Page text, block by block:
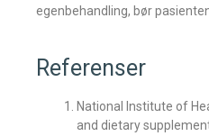
egenbehandling, bør
Referenser
National Institute of
and dietary